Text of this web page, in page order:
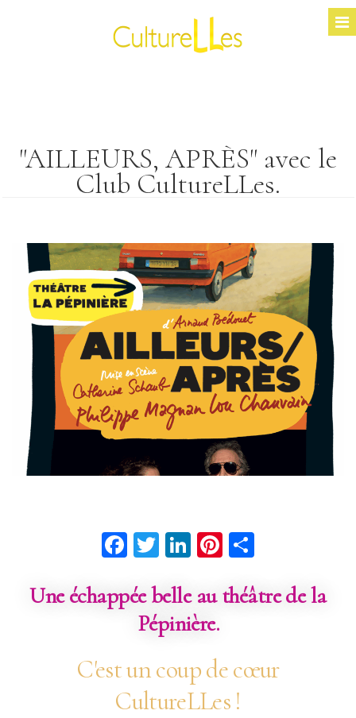
"AILLEURS, APRÈS" avec le
Club CultureLLes.
Facebook
Twitter
LinkedIn
Pinterest
Une échappée belle au théâtre de la
Pépinière.
C'est un coup de cœur
CultureLLes !